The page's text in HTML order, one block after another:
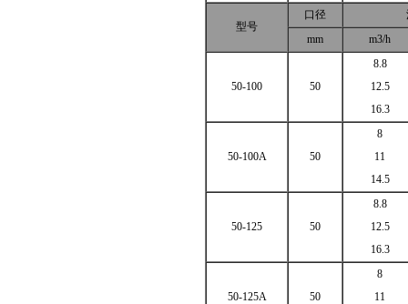
型号
口径
mm
m3/h
50-100 50
8.8
12.5
16.3
50-100A 50
8
11
14.5
50-125 50
8.8
12.5
16.3
50-125A 50
8
11